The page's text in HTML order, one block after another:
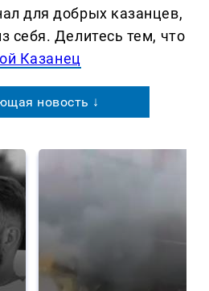
для добрых казанцев,
себя. Делитеcь тем, что
Казанец
новость ↓